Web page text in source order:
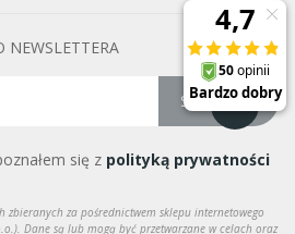
NEWSLETTERA
Subskrybuj
się z polityką prywatności
za pośrednictwem sklepu internetowego
Dane są lub mogą być przetwarzane w celach oraz